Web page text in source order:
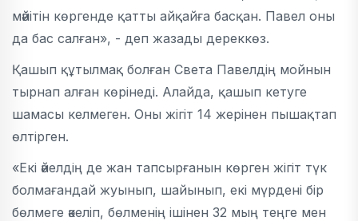
мәйітін көргенде қатты айқайға басқан. Павел оны
да бас салған», - деп жазады дереккөз.
Қашып құтылмақ болған Света Павелдің мойнын
тырнап алған көрінеді. Алайда, қашып кетуге
шамасы келмеген. Оны жігіт 14 жерінен пышақтап
өлтірген.
«Екі әйелдің де жан тапсырғанын көрген жігіт түк
болмағандай жуынып, шайынып, екі мүрдені бір
бөлмеге әкеліп, бөлменің ішінен 32 мың теңге мен